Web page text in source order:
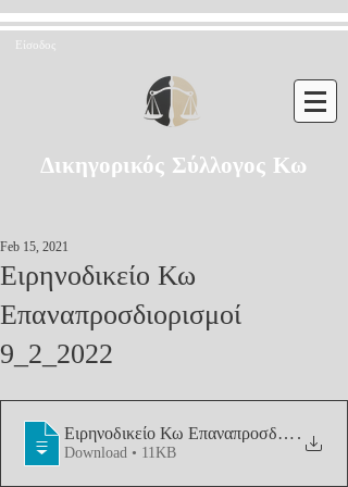
Είσοδος
Δικηγορικός Σύλλογος Κω
Ειρηνοδικείο Κω
Επαναπροσδιορισμοί
9_2_2022
Feb 15, 2021
.
Download • 11KB